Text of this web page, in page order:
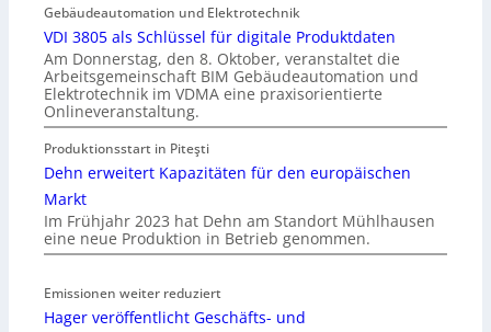
Gebäudeautomation und Elektrotechnik
VDI 3805 als Schlüssel für digitale Produktdaten
Am Donnerstag, den 8. Oktober, veranstaltet die
Arbeitsgemeinschaft BIM Gebäudeautomation und
Elektrotechnik im VDMA eine praxisorientierte
Onlineveranstaltung.
Produktionsstart in Piteşti
Dehn erweitert Kapazitäten für den europäischen
Markt
Im Frühjahr 2023 hat Dehn am Standort Mühlhausen
eine neue Produktion in Betrieb genommen.
Emissionen weiter reduziert
Hager veröffentlicht Geschäfts- und